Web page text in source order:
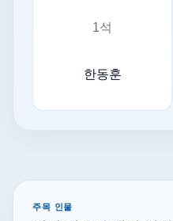
1석
한동훈
주목 인물